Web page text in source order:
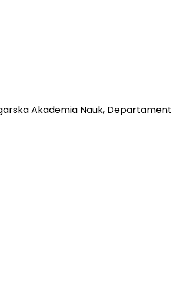
Akademia Nauk, Departament